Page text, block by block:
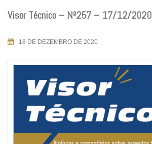
Visor Técnico – Nº257 – 17/12/2020
18 DE DEZEMBRO DE 2020